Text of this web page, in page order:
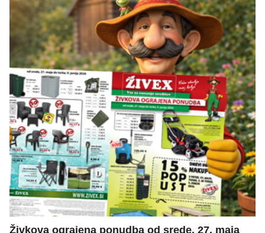
Živkova ograjena ponudba od srede, 27. maja